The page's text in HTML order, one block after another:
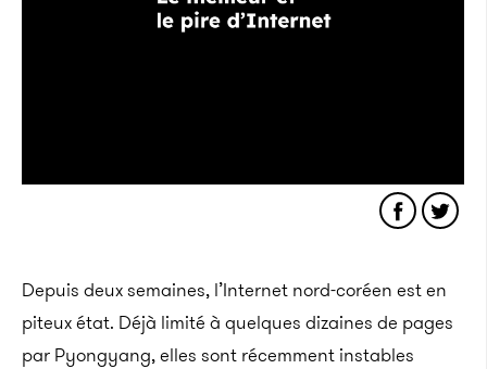
Depuis deux semaines, l’Internet nord-coréen est en
piteux état. Déjà limité à quelques dizaines de pages
par Pyongyang, elles sont récemment instables